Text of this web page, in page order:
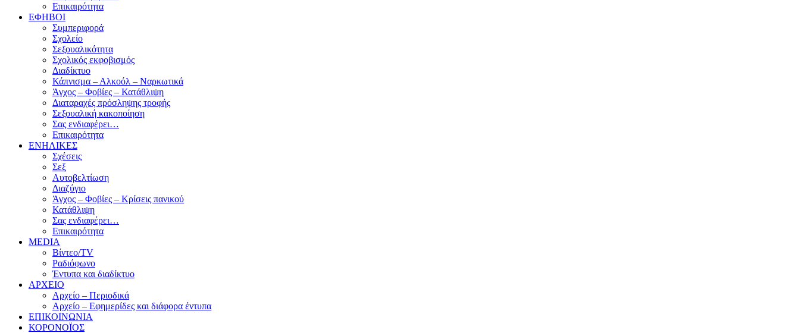
Επικαιρότητα
ΕΦΗΒΟΙ
Συμπεριφορά
Σχολείο
Σεξουαλικότητα
Σχολικός εκφοβισμός
Διαδίκτυο
Κάπνισμα – Αλκοόλ – Ναρκωτικά
Άγχος – Φοβίες – Κατάθλιψη
Διαταραχές πρόσληψης τροφής
Σεξουαλική κακοποίηση
Σας ενδιαφέρει…
Επικαιρότητα
ΕΝΗΛΙΚΕΣ
Σχέσεις
Σεξ
Αυτοβελτίωση
Διαζύγιο
Άγχος – Φοβίες – Κρίσεις πανικού
Κατάθλιψη
Σας ενδιαφέρει…
Επικαιρότητα
MEDIA
Βίντεο/TV
Ραδιόφωνο
Έντυπα και διαδίκτυο
ΑΡΧΕΙΟ
Αρχείο – Περιοδικά
Αρχείο – Εφημερίδες και διάφορα έντυπα
ΕΠΙΚΟΙΝΩΝΙΑ
ΚΟΡΟΝΟΪΟΣ